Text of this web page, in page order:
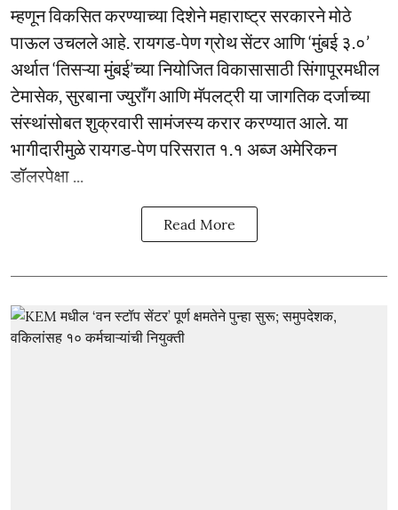
म्हणून विकसित करण्याच्या दिशेने महाराष्ट्र सरकारने मोठे
पाऊल उचलले आहे. रायगड-पेण ग्रोथ सेंटर आणि ‘मुंबई ३.०’
अर्थात ‘तिसऱ्या मुंबई’च्या नियोजित विकासासाठी सिंगापूरमधील
टेमासेक, सुरबाना ज्युराँग आणि मॅपलट्री या जागतिक दर्जाच्या
संस्थांसोबत शुक्रवारी सामंजस्य करार करण्यात आले. या
भागीदारीमुळे रायगड-पेण परिसरात १.१ अब्ज अमेरिकन
डॉलरपेक्षा ...
Read More